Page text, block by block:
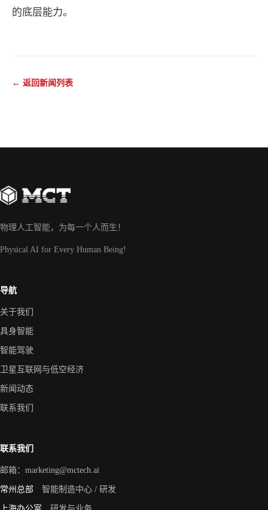
的底层能力。
← 返回新闻列表
物理人工智能，为每一个人而生！
Physical AI for Every Human Being!
导航
关于我们
具身智能
智能驾驶
卫星互联网与低空经济
新闻动态
联系我们
联系我们
邮箱： marketing@mctech.ai
常州总部 智能制造中心 / 研发